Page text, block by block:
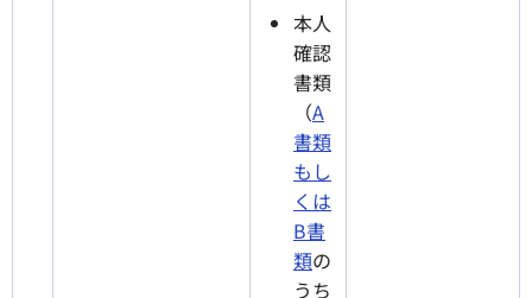
本人
確認
書類
（A
書類
もし
くは
B書
類の
うち